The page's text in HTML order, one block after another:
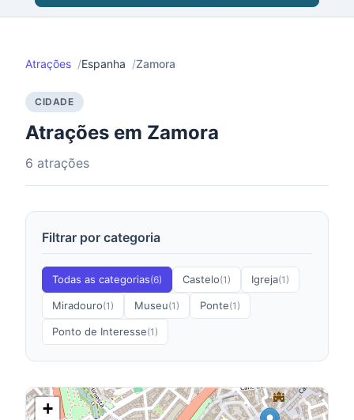
Atrações Espanha Zamora
CIDADE
Atrações em Zamora
6 atrações
Filtrar por categoria
Todas as categorias(6) Castelo(1) Igreja(1)
Miradouro(1) Museu(1) Ponte(1)
Ponto de Interesse(1)
+